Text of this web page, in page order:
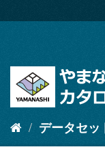
キ
データセッ